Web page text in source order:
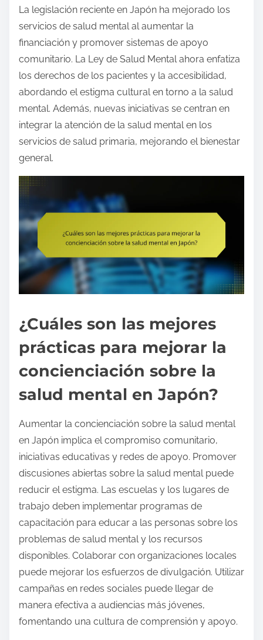
La legislación reciente en Japón ha mejorado los
servicios de salud mental al aumentar la
financiación y promover sistemas de apoyo
comunitario. La Ley de Salud Mental ahora enfatiza
los derechos de los pacientes y la accesibilidad,
abordando el estigma cultural en torno a la salud
mental. Además, nuevas iniciativas se centran en
integrar la atención de la salud mental en los
servicios de salud primaria, mejorando el bienestar
general.
¿Cuáles son las mejores
prácticas para mejorar la
concienciación sobre la
salud mental en Japón?
Aumentar la concienciación sobre la salud mental
en Japón implica el compromiso comunitario,
iniciativas educativas y redes de apoyo. Promover
discusiones abiertas sobre la salud mental puede
reducir el estigma. Las escuelas y los lugares de
trabajo deben implementar programas de
capacitación para educar a las personas sobre los
problemas de salud mental y los recursos
disponibles. Colaborar con organizaciones locales
puede mejorar los esfuerzos de divulgación. Utilizar
campañas en redes sociales puede llegar de
manera efectiva a audiencias más jóvenes,
fomentando una cultura de comprensión y apoyo.